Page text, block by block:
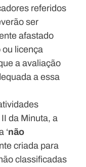
referidos
ser
afastado
licença
a avaliação
a essa
da Minuta, a
‘não
criada para
classificadas